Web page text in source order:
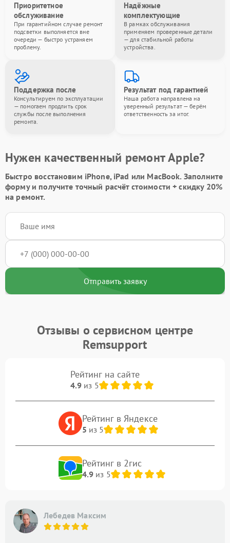
Приоритетное
обслуживание
При гарантийном случае ремонт
подсветки выполняется вне
очереди — быстро устраняем
проблему.
Надёжные
комплектующие
В рамках обслуживания
применяем проверенные детали
— для стабильной работы
устройства.
Поддержка после
Консультируем по эксплуатации
— помогаем продлить срок
службы после выполнения
ремонта.
Результат под гарантией
Наша работа направлена на
уверенный результат — берём
ответственность за итог.
Нужен качественный ремонт Apple?
Быстро восстановим iPhone, iPad или MacBook. Заполните
формуи получите точный расчёт стоимости +скидку 20%
на ремонт.
Отправить заявку
Отзывы о сервисном центре
Remsupport
Рейтинг на сайте
4.9из 5
Рейтинг в Яндексе
5 из 5
Рейтинг в 2гис
4.9из 5
Лебедев Максим